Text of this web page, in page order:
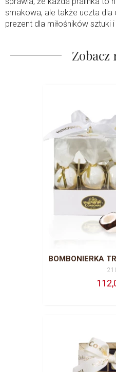
smakowa, ale także uczta
prezent dla miłośników sztuki